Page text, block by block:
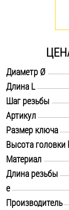
Стопорные
Такелаж
Хомуты
Шайбы
Шпильки
Шплинты
Диаметр Ø
Длина L
Шаг резьбы
Артикул
Размер ключа
Высота головки
Материал
Длина резьбы
e
Производитель